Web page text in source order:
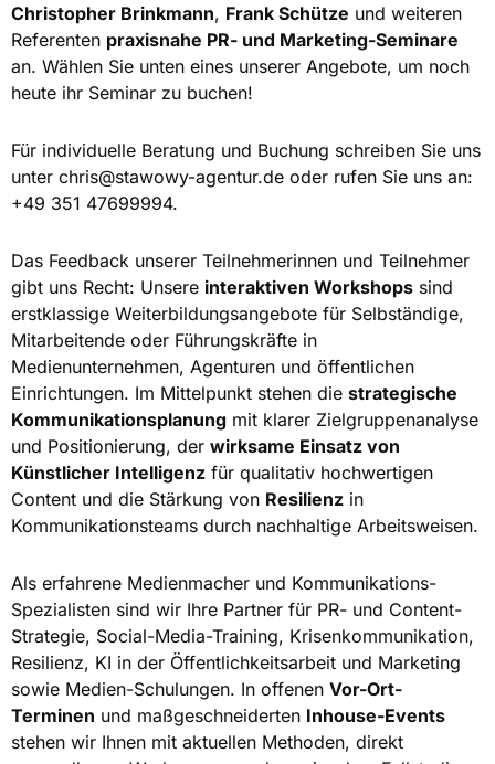
Christopher Brinkmann, Frank Schütze und weiteren
Referenten praxisnahe PR- und Marketing-Seminare
an. Wählen Sie unten eines unserer Angebote, um noch
heute ihr Seminar zu buchen!
Für individuelle Beratung und Buchung schreiben Sie uns
unter chris@stawowy-agentur.de oder rufen Sie uns an:
+49 351 47699994.
Das Feedback unserer Teilnehmerinnen und Teilnehmer
gibt uns Recht: Unsere interaktiven Workshops sind
erstklassige Weiterbildungsangebote für Selbständige,
Mitarbeitende oder Führungskräfte in
Medienunternehmen, Agenturen und öffentlichen
Einrichtungen. Im Mittelpunkt stehen die strategische
Kommunikationsplanung mit klarer Zielgruppenanalyse
und Positionierung, der wirksame Einsatz von
Künstlicher Intelligenz für qualitativ hochwertigen
Content und die Stärkung von Resilienz in
Kommunikationsteams durch nachhaltige Arbeitsweisen.
Als erfahrene Medienmacher und Kommunikations-
Spezialisten sind wir Ihre Partner für PR- und Content-
Strategie, Social-Media-Training, Krisenkommunikation,
Resilienz, KI in der Öffentlichkeitsarbeit und Marketing
sowie Medien-Schulungen. In offenen Vor-Ort-
Terminen und maßgeschneiderten Inhouse-Events
stehen wir Ihnen mit aktuellen Methoden, direkt